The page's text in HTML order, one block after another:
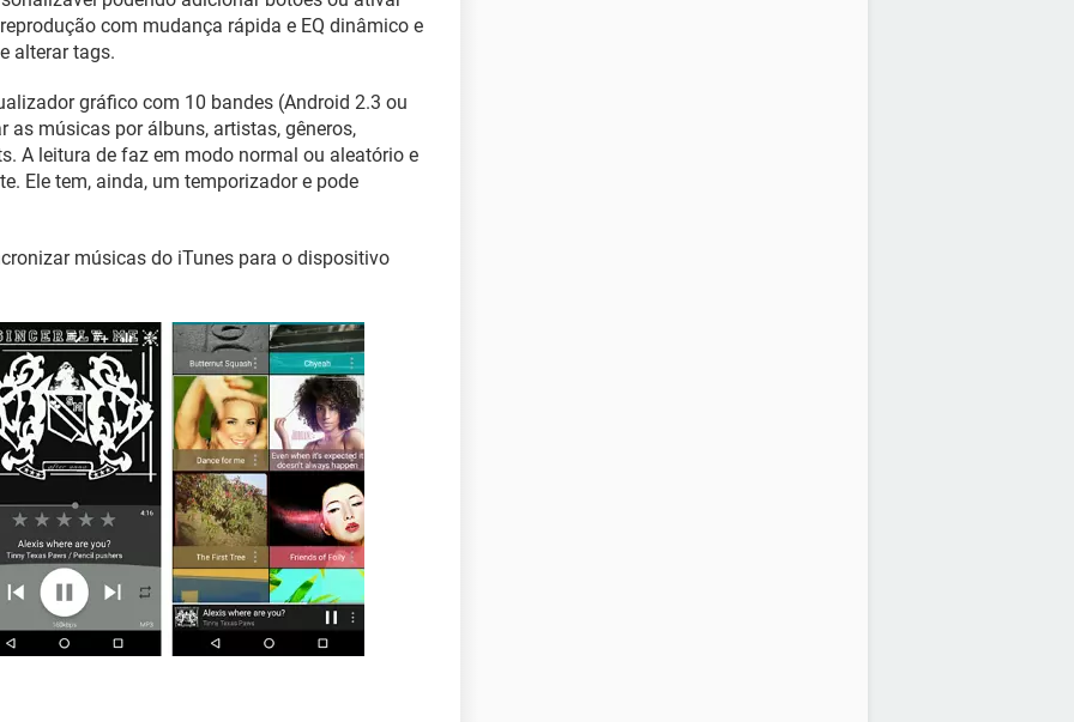
com mudança rápida e EQ dinâmico e
alterar tags.
gráfico com 10 bandes (Android 2.3 ou
as músicas por álbuns, artistas, gêneros,
A leitura de faz em modo normal ou aleatório e
Ele tem, ainda, um temporizador e pode
músicas do iTunes para o dispositivo